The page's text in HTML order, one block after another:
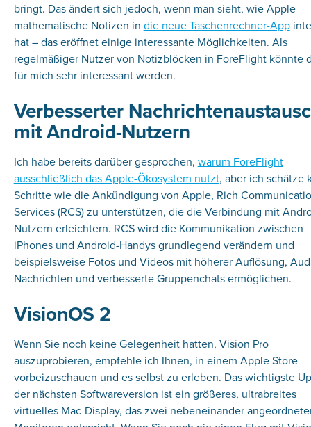
bringt. Das ändert sich jedoch, wenn man sieht, wie Apple
mathematische Notizen in die neue Taschenrechner-App
hat – das eröffnet einige interessante Möglichkeiten. Als
regelmäßiger Nutzer von Notizblöcken in ForeFlight könnte
für mich sehr interessant werden.
Verbesserter
mit Android-Nutzern
Ich habe bereits darüber gesprochen, warum ForeFlight
ausschließlich das Apple-Ökosystem nutzt, aber ich schätze
Schritte wie die Ankündigung von Apple, Rich
Services (RCS) zu unterstützen, die die Verbindung mit
Nutzern erleichtern. RCS wird die Kommunikation zwischen
iPhones und Android-Handys grundlegend verändern und
beispielsweise Fotos und Videos mit höherer Auflösung,
Nachrichten und verbesserte Gruppenchats ermöglichen.
VisionOS 2
Wenn Sie noch keine Gelegenheit hatten, Vision Pro
auszuprobieren, empfehle ich Ihnen, in einem Apple Store
vorbeizuschauen und es selbst zu erleben. Das wichtigste
der nächsten Softwareversion ist ein größeres, ultrabreites
virtuelles Mac-Display, das zwei nebeneinander